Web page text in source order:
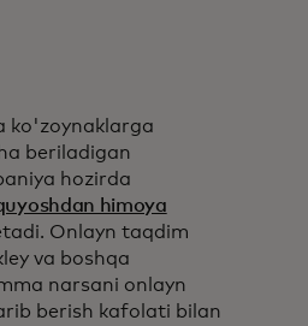
ko'zoynaklarga
beriladigan
hozirda
himoya
Onlayn taqdim
va boshqa
narsani onlayn
berish kafolati bilan